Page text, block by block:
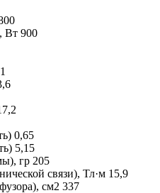
Вт 900
0,65
5,15
гр 205
связи), Тл·м 15,9
см2 337